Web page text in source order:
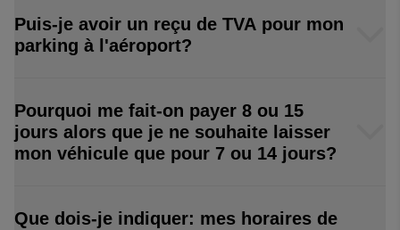
Puis-je avoir un reçu de TVA pour mon
parking à l'aéroport?
Pourquoi me fait-on payer 8 ou 15
jours alors que je ne souhaite laisser
mon véhicule que pour 7 ou 14 jours?
Que dois-je indiquer: mes horaires de